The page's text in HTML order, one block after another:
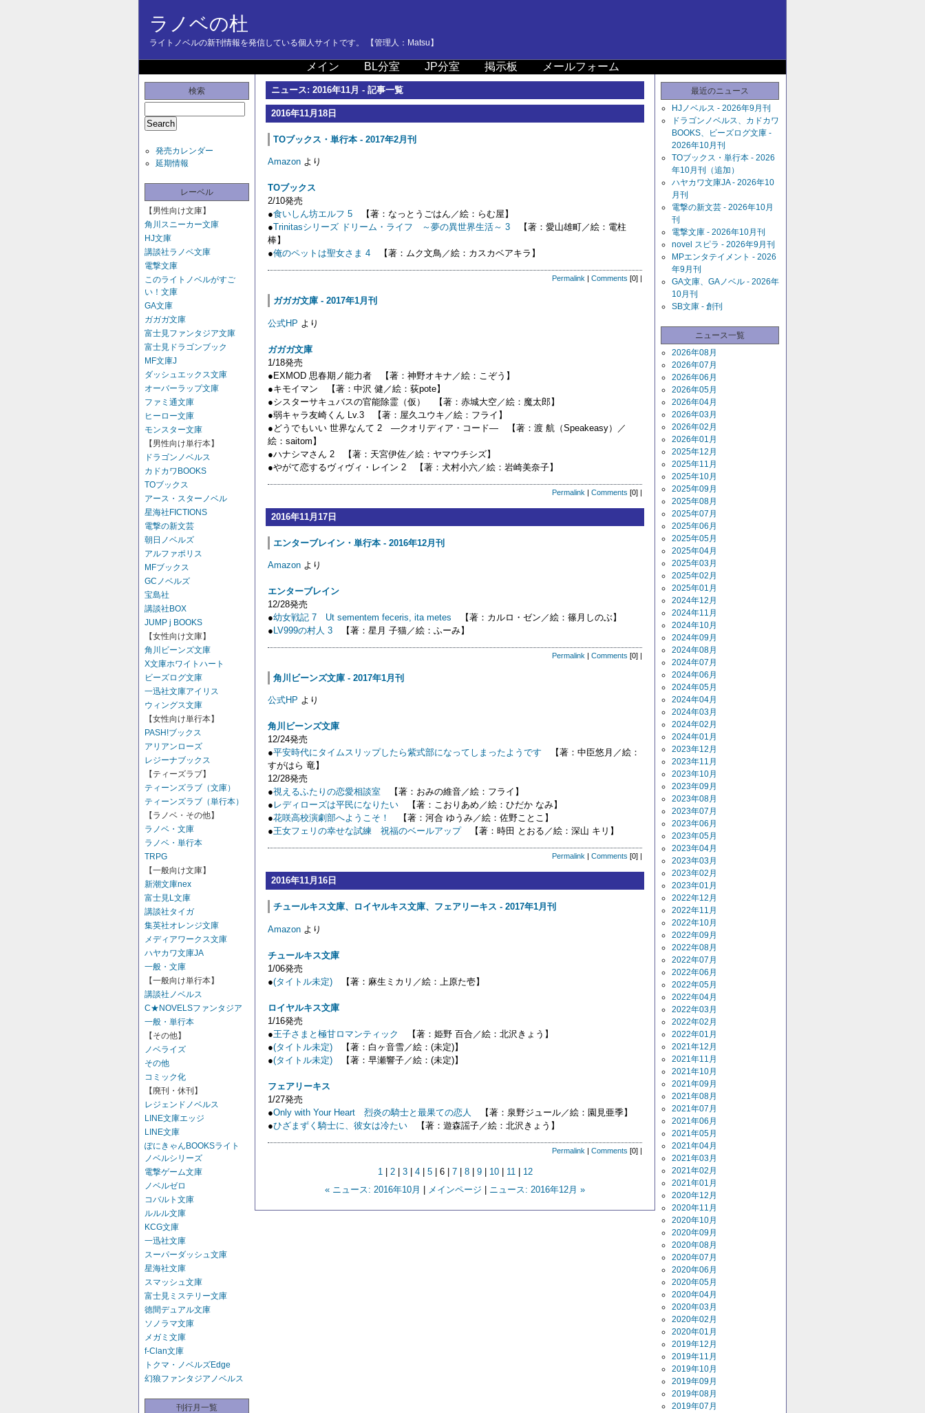
ラノベの杜
ライトノベルの新刊情報を発信している個人サイトです。 【管理人：Matsu】
メイン BL分室 JP分室 掲示板 メールフォーム
検索
発売カレンダー
延期情報
レーベル
【男性向け文庫】
角川スニーカー文庫
HJ文庫
講談社ラノベ文庫
電撃文庫
このライトノベルがすご
い！文庫
GA文庫
ガガガ文庫
富士見ファンタジア文庫
富士見ドラゴンブック
MF文庫J
ダッシュエックス文庫
オーバーラップ文庫
ファミ通文庫
ヒーロー文庫
モンスター文庫
【男性向け単行本】
ドラゴンノベルス
カドカワBOOKS
TOブックス
アース・スターノベル
星海社FICTIONS
電撃の新文芸
朝日ノベルズ
アルファポリス
MFブックス
GCノベルズ
宝島社
講談社BOX
JUMP j BOOKS
【女性向け文庫】
角川ビーンズ文庫
X文庫ホワイトハート
ビーズログ文庫
一迅社文庫アイリス
ウィングス文庫
【女性向け単行本】
PASH!ブックス
アリアンローズ
レジーナブックス
【ティーズラブ】
ティーンズラブ（文庫）
ティーンズラブ（単行本）
【ラノベ・その他】
ラノベ・文庫
ラノベ・単行本
TRPG
【一般向け文庫】
新潮文庫nex
富士見L文庫
講談社タイガ
集英社オレンジ文庫
メディアワークス文庫
ハヤカワ文庫JA
一般・文庫
【一般向け単行本】
講談社ノベルス
C★NOVELSファンタジア
一般・単行本
【その他】
ノベライズ
その他
コミック化
【廃刊・休刊】
レジェンドノベルス
LINE文庫エッジ
LINE文庫
ぽにきゃんBOOKSライト
ノベルシリーズ
電撃ゲーム文庫
ノベルゼロ
コバルト文庫
ルルル文庫
KCG文庫
一迅社文庫
スーパーダッシュ文庫
星海社文庫
スマッシュ文庫
富士見ミステリー文庫
徳間デュアル文庫
ソノラマ文庫
メガミ文庫
f-Clan文庫
トクマ・ノベルズEdge
幻狼ファンタジアノベルス
刊行月一覧
ニュース: 2016年11月 - 記事一覧
2016年11月18日
TOブックス・単行本 - 2017年2月刊
Amazon より
TOブックス
2/10発売
●食いしん坊エルフ 5 【著：なっとうごはん／絵：らむ屋】
●Trinitasシリーズ ドリーム・ライフ ～夢の異世界生活～ 3 【著：愛山雄町／絵：電柱
棒】
●俺のペットは聖女さま 4 【著：ムク文鳥／絵：カスカベアキラ】
Permalink Comments [0] |
ガガガ文庫 - 2017年1月刊
公式HP より
ガガガ文庫
1/18発売
●EXMOD 思春期ノ能力者 【著：神野オキナ／絵：こぞう】
●キモイマン 【著：中沢 健／絵：荻pote】
●シスターサキュバスの官能除霊（仮） 【著：赤城大空／絵：魔太郎】
●弱キャラ友崎くん Lv.3 【著：屋久ユウキ／絵：フライ】
●どうでもいい 世界なんて 2 ―クオリディア・コード― 【著：渡 航（Speakeasy）／
絵：saitom】
●ハナシマさん 2 【著：天宮伊佐／絵：ヤマウチシズ】
●やがて恋するヴィヴィ・レイン 2 【著：犬村小六／絵：岩崎美奈子】
Permalink | Comments [0] |
2016年11月17日
エンターブレイン・単行本 - 2016年12月刊
Amazon より
エンターブレイン
12/28発売
●幼女戦記 7 Ut sementem feceris, ita metes 【著：カルロ・ゼン／絵：篠月しのぶ】
● LV999の村人 3 【著：星月 子猫／絵：ふーみ】
Permalink | Comments [0] |
角川ビーンズ文庫 - 2017年1月刊
公式HP より
角川ビーンズ文庫
12/24発売
●平安時代にタイムスリップしたら紫式部になってしまったようです 【著：中臣悠月／絵：
すがはら 竜】
12/28発売
●視えるふたりの恋愛相談室 【著：おみの維音／絵：フライ】
● レディローズは平民になりたい 【著：こおりあめ／絵：ひだか なみ】
●花咲高校演劇部へようこそ！
【著：河合 ゆうみ／絵：佐野ことこ】
●王女フェリの幸せな試練 祝福のベールアップ【著：時田 とおる／絵：深山 キリ】
Permalink Comments [0] |
2016年11月16日
チュールキス文庫、ロイヤルキス文庫、フェアリーキス - 2017年1月刊
Amazon より
チュールキス文庫
1/06発売
●(タイトル未定) 【著：麻生ミカリ／絵：上原た壱】
ロイヤルキス文庫
1/16発売
●王子さまと極甘ロマンティック
【著：姫野 百合／絵：北沢きょう】
●(タイトル未定) 【著：白ヶ音雪／絵：(未定)】
●(タイトル未定) 【著：早瀬響子／絵：(未定)】
フェアリーキス
1/27発売
●Only with Your Heart 烈炎の騎士と最果ての恋人
【著：泉野ジュール／絵：園見亜季】
●ひざまずく騎士に、彼女は冷たい 【著：遊森謡子／絵：北沢きょう】
Permalink | Comments [0] |
1 | 2| 3| 4| 5| 6 | 7| 8| 9| 10| 11 | 12
« ニュース: 2016年10月 | メインページ | ニュース: 2016年12月 »
最近のニュース
HJノベルス - 2026年9月刊
ドラゴンノベルス、カドカワ
BOOKS、ビーズログ文庫 -
2026年10月刊
TOブックス・単行本 - 2026
年10月刊（追加）
ハヤカワ文庫JA - 2026年10
月刊
電撃の新文芸 - 2026年10月
刊
電撃文庫 - 2026年10月刊
novel スピラ - 2026年9月刊
MPエンタテイメント - 2026
年9月刊
GA文庫、GAノベル - 2026年
10月刊
SB文庫 - 創刊
ニュース一覧
2026年08月
2026年07月
2026年06月
2026年05月
2026年04月
2026年03月
2026年02月
2026年01月
2025年12月
2025年11月
2025年10月
2025年09月
2025年08月
2025年07月
2025年06月
2025年05月
2025年04月
2025年03月
2025年02月
2025年01月
2024年12月
2024年11月
2024年10月
2024年09月
2024年08月
2024年07月
2024年06月
2024年05月
2024年04月
2024年03月
2024年02月
2024年01月
2023年12月
2023年11月
2023年10月
2023年09月
2023年08月
2023年07月
2023年06月
2023年05月
2023年04月
2023年03月
2023年02月
2023年01月
2022年12月
2022年11月
2022年10月
2022年09月
2022年08月
2022年07月
2022年06月
2022年05月
2022年04月
2022年03月
2022年02月
2022年01月
2021年12月
2021年11月
2021年10月
2021年09月
2021年08月
2021年07月
2021年06月
2021年05月
2021年04月
2021年03月
2021年02月
2021年01月
2020年12月
2020年11月
2020年10月
2020年09月
2020年08月
2020年07月
2020年06月
2020年05月
2020年04月
2020年03月
2020年02月
2020年01月
2019年12月
2019年11月
2019年10月
2019年09月
2019年08月
2019年07月